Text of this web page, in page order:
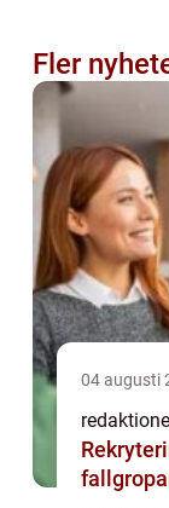
Fler
04 augusti
redaktionel